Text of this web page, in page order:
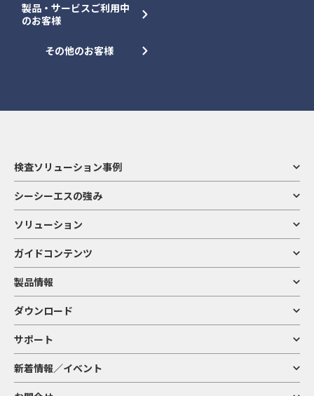
/件 すべて削除
閉じる
製品・サービスご利用中
のお客様
その他のお客様
検査ソリューション事例
シーシーエスの強み
ソリューション
ガイドコンテンツ
製品情報
ダウンロード
サポート
新着情報／イベント